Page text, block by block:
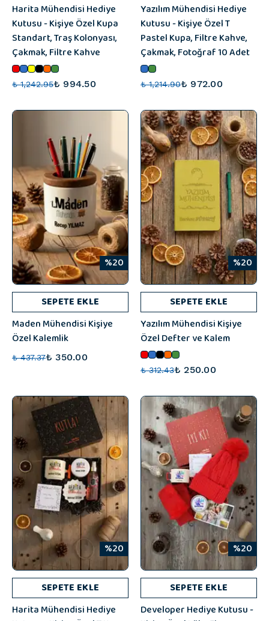
Harita Mühendisi Hediye
Kutusu - Kişiye Özel Kupa
Standart, Traş Kolonyası,
Çakmak, Filtre Kahve
₺ 1,242.95₺ 994.50
Yazılım Mühendisi Hediye
Kutusu - Kişiye Özel T
Pastel Kupa, Filtre Kahve,
Çakmak, Fotoğraf 10 Adet
₺ 1,214.90₺ 972.00
%20
SEPETE EKLE
Maden Mühendisi Kişiye
Özel Kalemlik
₺ 437.37₺ 350.00
%20
SEPETE EKLE
Yazılım Mühendisi Kişiye
Özel Defter ve Kalem
₺ 312.43₺ 250.00
%20
SEPETE EKLE
Harita Mühendisi Hediye
%20
SEPETE EKLE
Developer Hediye Kutusu -